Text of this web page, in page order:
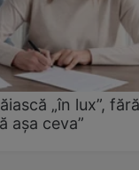
„în lux”, fără
așa ceva”